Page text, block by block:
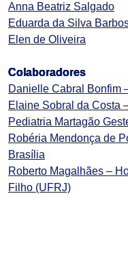
Anna Beatriz Salgado
Eduarda da Silva
Elen de Oliveira
Colaboradores
Danielle Cabral Bonfim
Elaine Sobral da Costa
Pediatria Martagão
Robéria Mendonça de
Brasília
Roberto Magalhães –
Filho (UFRJ)